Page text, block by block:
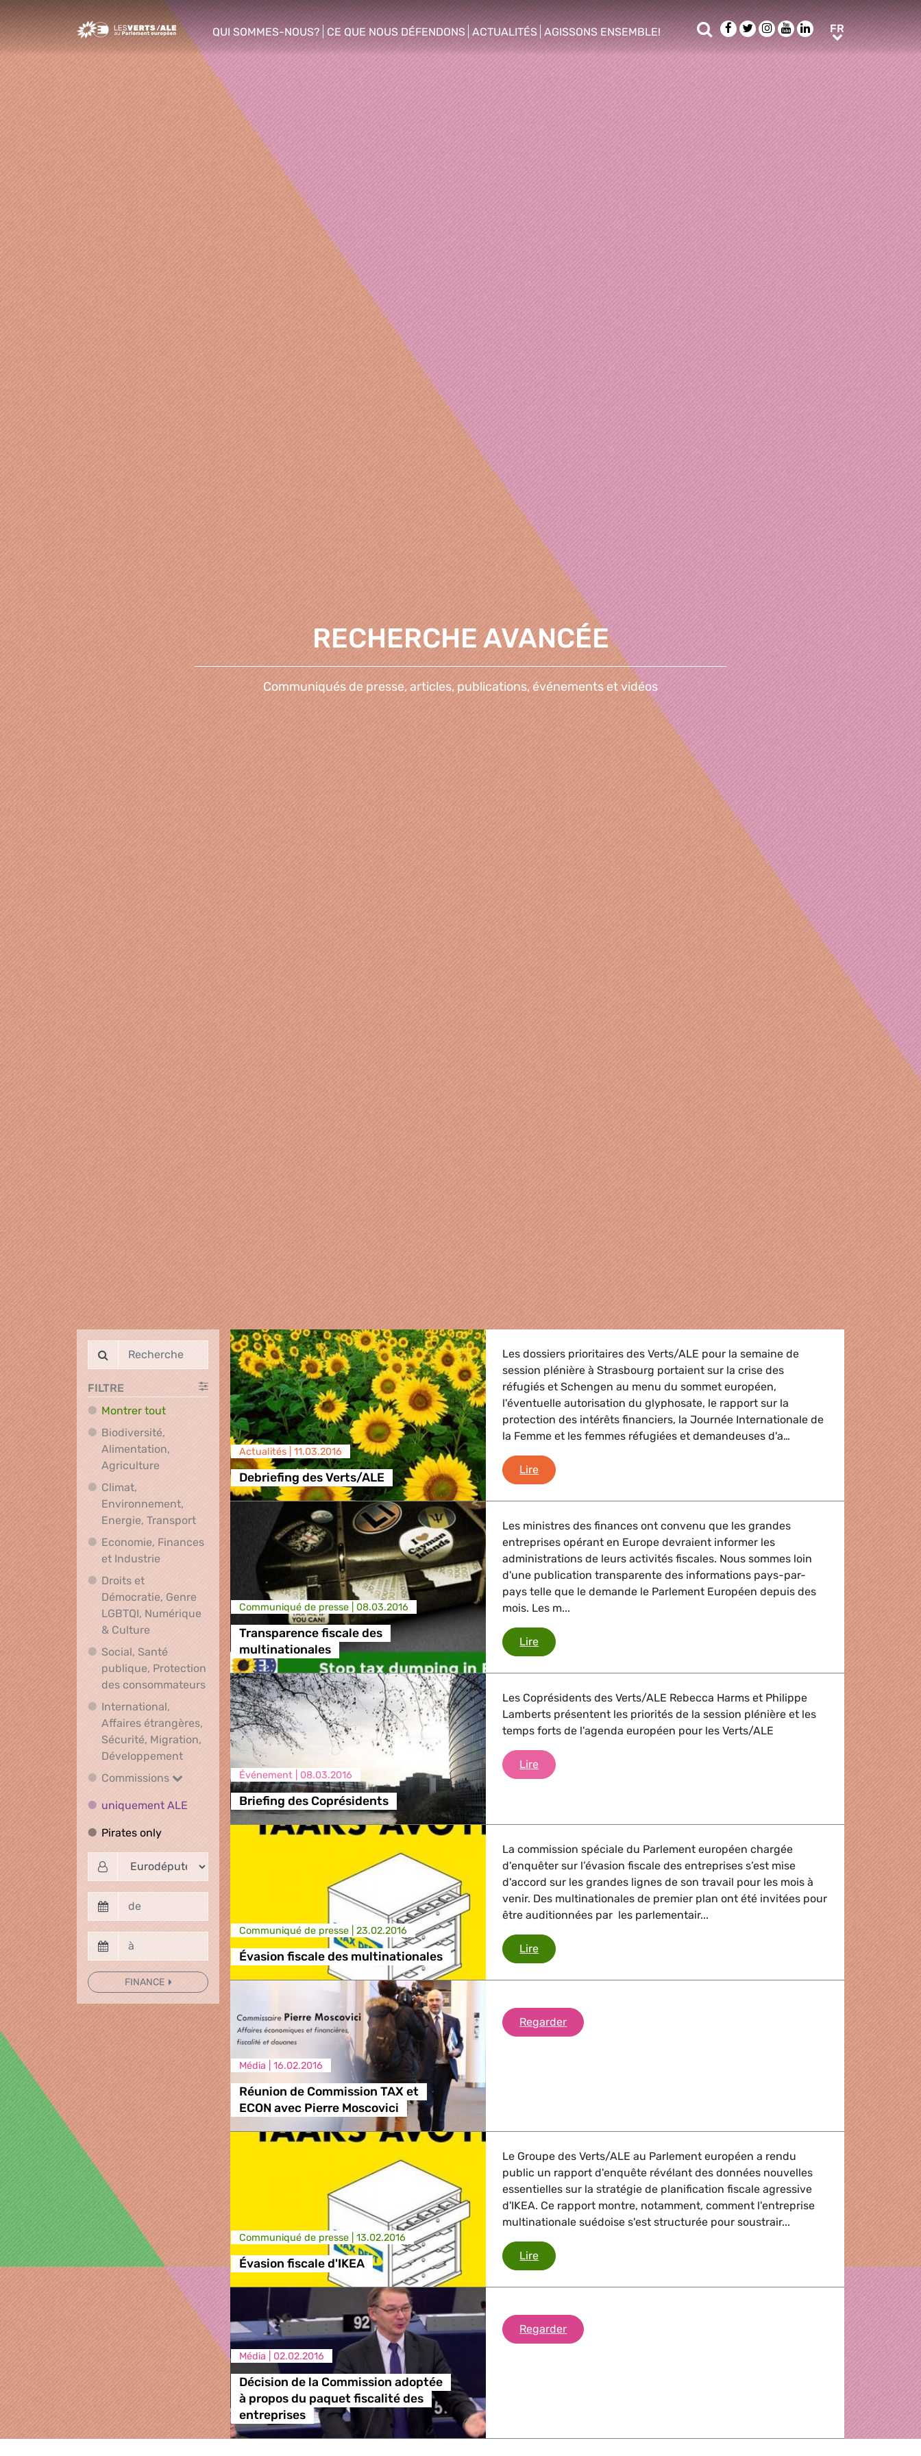
Greens/EFA Home
QUI SOMMES-NOUS?
show/hide sub menu
CE QUE NOUS DÉFENDONS
show/hide sub menu
ACTUALITÉS
show/hide sub menu
AGISSONS ENSEMBLE!
show/hide sub menu
Rechercher
Facebook
TwitterInstagram
YoutubeLinkedIn
FR FR
RECHERCHE AVANCÉE
Communiqués de presse, articles, publications, événements et vidéos
FILTRE
Montrer tout
Biodiversité,
Alimentation,
Agriculture Biodiversité, Alimentation, Agriculture
Climat,
Environnement,
Energie, TransportClimat, Environnement, Energie, Transport
Economie, Finances
et IndustrieEconomie, Finances et Industrie
Droits et
Démocratie, Genre
LGBTQI, Numérique
& CultureDroits et Démocratie, Genre LGBTQI, Numérique & Culture
Social, Santé
publique, Protection
des consommateursSocial, Santé publique, Protection des consommateurs
International,
Affaires étrangères,
Sécurité, Migration,
DéveloppementInternational, Affaires étrangères, Sécurité, Migration, Développement
Commissions
Commissions
uniquement ALE uniquement ALE
Pirates onlyPirates only
FINANCE
Actualités | 11.03.2016
Debriefing des Verts/ALE
Les dossiers prioritaires des Verts/ALE pour la semaine de
session plénière à Strasbourg portaient sur la crise des
réfugiés et Schengen au menu du sommet européen,
l'éventuelle autorisation du glyphosate, le rapport sur la
protection des intérêts financiers, la Journée Internationale de
la Femme et les femmes réfugiées et demandeuses d'a…
LireDebriefing des Verts/ALE
Communiqué de presse | 08.03.2016
Transparence fiscale des
multinationales
Les ministres des finances ont convenu que les grandes
entreprises opérant en Europe devraient informer les
administrations de leurs activités fiscales. Nous sommes loin
d'une publication transparente des informations pays-par-
pays telle que le demande le Parlement Européen depuis des
mois. Les m...
LireTransparence fiscale des multinationales
Événement | 08.03.2016
Briefing des Coprésidents
Les Coprésidents des Verts/ALE Rebecca Harms et Philippe
Lamberts présentent les priorités de la session plénière et les
temps forts de l'agenda européen pour les Verts/ALE
LireBriefing des Coprésidents
Communiqué de presse | 23.02.2016
Évasion fiscale des multinationales
La commission spéciale du Parlement européen chargée
d'enquêter sur l’évasion fiscale des entreprises s’est mise
d'accord sur les grandes lignes de son travail pour les mois à
venir. Des multinationales de premier plan ont été invitées pour
être auditionnées par les parlementair...
LireÉvasion fiscale des multinationales
Média | 16.02.2016
Réunion de Commission TAX et
ECON avec Pierre Moscovici
RegarderRéunion de Commission TAX et ECON avec Pierre Moscovici
Communiqué de presse | 13.02.2016
Évasion fiscale d'IKEA
Le Groupe des Verts/ALE au Parlement européen a rendu
public un rapport d'enquête révélant des données nouvelles
essentielles sur la stratégie de planification fiscale agressive
d'IKEA. Ce rapport montre, notamment, comment l'entreprise
multinationale suédoise s'est structurée pour soustrair...
LireÉvasion fiscale d'IKEA
Média | 02.02.2016
Décision de la Commission adoptée
à propos du paquet fiscalité des
entreprises
RegarderDécision de la Commission adoptée à propos du paquet fiscalité des